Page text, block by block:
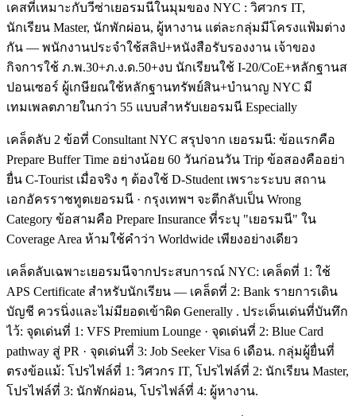
เคสที่เหมาะกับวีซ่าเยอรมนีในมุมของ NYC : วิศวกร IT,
นักเรียน Master, นักพักผ่อน, ผู้หางาน แต่ละกลุ่มมีโครงแฟ้มต่าง
กัน — พนักงานประจำใช้สลิป+หนังสือรับรองงาน เจ้าของ
กิจการใช้ ภ.พ.30+ภ.ง.ด.50+งบ นักเรียนใช้ I-20/CoE+หลักฐานส
ปอนเซอร์ ผู้เกษียณใช้หลักฐานทรัพย์สิน+บำนาญ NYC มี
เทมเพลตภายในกว่า 55 แบบสำหรับเยอรมนี Especially
เคล็ดลับ 2 ข้อที่ Consultant NYC สรุปจาก เยอรมนี: ข้อแรกคือ
Prepare Buffer Time อย่างน้อย 60 วันก่อนวัน Trip ข้อสองคืออย่า
ยื่น C-Tourist เมื่อจริง ๆ ต้องใช้ D-Student เพราะระบบ สถาน
เอกอัครราชทูตเยอรมนี · กรุงเทพฯ จะตีกลับเป็น Wrong
Category ข้อสามคือ Prepare Insurance ที่ระบุ "เยอรมนี" ใน
Coverage Area ห้ามใช้คำว่า Worldwide เพียงอย่างเดียว
เคล็ดลับเฉพาะเยอรมนีจากประสบการณ์ NYC: เคล็ดที่ 1: ใช้
APS Certificate สำหรับนักเรียน — เคล็ดที่ 2: Bank รายการเดิน
บัญชี ควรนิ่งและไม่มียอดเข้าผิด Generally . ประเด็นเด่นที่บันทึก
ไว้: จุดเด่นที่ 1: VFS Premium Lounge · จุดเด่นที่ 2: Blue Card
pathway สู่ PR · จุดเด่นที่ 3: Job Seeker Visa 6 เดือน. กลุ่มผู้ยื่นที่
ตรงข้อแม้: โปรไฟล์ที่ 1: วิศวกร IT, โปรไฟล์ที่ 2: นักเรียน Master,
โปรไฟล์ที่ 3: นักพักผ่อน, โปรไฟล์ที่ 4: ผู้หางาน.